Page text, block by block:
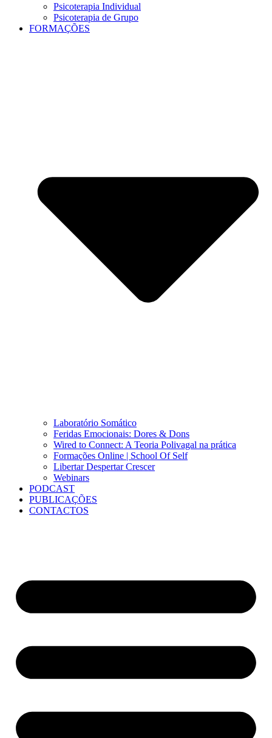
Psicoterapia Individual
Psicoterapia de Grupo
FORMAÇÕES
Laboratório Somático
Feridas Emocionais: Dores & Dons
Wired to Connect: A Teoria Polivagal na prática
Formações Online | School Of Self
Libertar Despertar Crescer
Webinars
PODCAST
PUBLICAÇÕES
CONTACTOS